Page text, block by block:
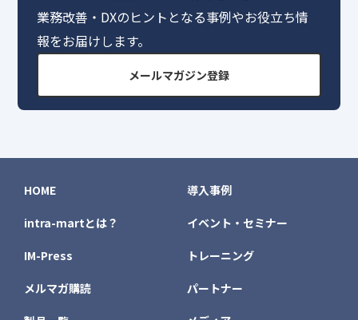
業務改善・DXのヒントとなる事例やお役立ち情
報をお届けします。
メールマガジン登録
HOME
intra-martとは？
IM-Press
メルマガ購読
導入事例
イベント・セミナー
トレーニング
パートナー